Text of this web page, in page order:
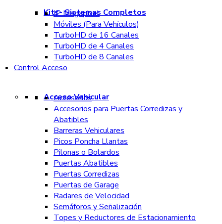
Kits- Sistemas Completos
IP Megapixel
Móviles (Para Vehículos)
TurboHD de 16 Canales
TurboHD de 4 Canales
TurboHD de 8 Canales
Control Acceso
Acceso Vehicular
Accesorios
Accesorios para Puertas Corredizas y
Abatibles
Barreras Vehiculares
Picos Poncha Llantas
Pilonas o Bolardos
Puertas Abatibles
Puertas Corredizas
Puertas de Garage
Radares de Velocidad
Semáforos y Señalización
Topes y Reductores de Estacionamiento